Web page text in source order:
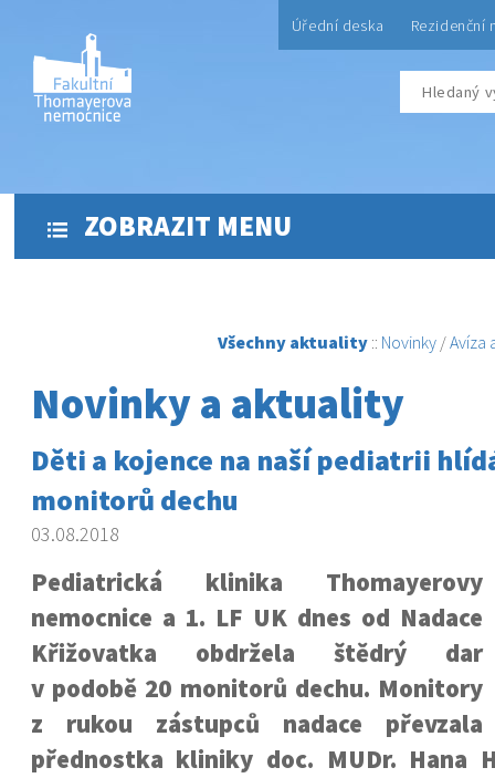
Úřední deska Rezidenční
ZOBRAZIT MENU
Všechny aktuality :: Novinky /Avíza
Novinky a aktuality
Děti a kojence na naší pediatrii
monitorů dechu
03.08.2018
Pediatrická klinika Thomayerovy
nemocnice a 1. LF UK dnes od Nadace
Křižovatka obdržela štědrý dar
v podobě 20 monitorů dechu. Monitory
z rukou zástupců nadace převzala
přednostka kliniky doc. MUDr. Hana